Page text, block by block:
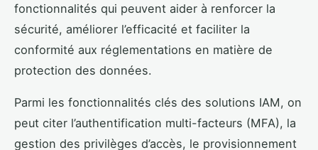
fonctionnalités qui peuvent aider à renforcer la
sécurité, améliorer l’efficacité et faciliter la
conformité aux réglementations en matière de
protection des données.
Parmi les fonctionnalités clés des solutions IAM, on
peut citer l’authentification multi-facteurs (MFA), la
gestion des privilèges d’accès, le provisionnement